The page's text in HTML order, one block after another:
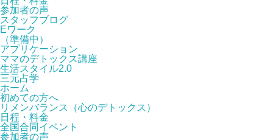
参加者の声
スタッフブログ
Eワーク
（準備中）
アプリケーション
ママのデトックス講座
生活スタイル2.0
三元占学
ホーム
初めての方へ
リメンバランス（心のデトックス）
日程・料金
全国合同イベント
参加者の声